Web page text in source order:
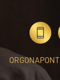
ORGONAPONT